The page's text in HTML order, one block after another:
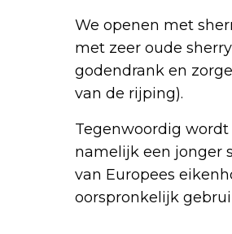
We openen met
met zeer oude
godendrank en
van de rijping).
Tegenwoordig
namelijk een jonger
van Europees
oorspronkelijk